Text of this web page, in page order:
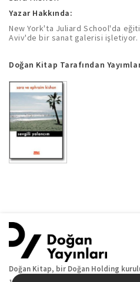
Yazar Hakkında:
New York'ta Juliard School'da
Aviv'de bir sanat galerisi işletiyor.
Doğan Kitap Tarafından
Doğan Kitap, bir Doğan Holding